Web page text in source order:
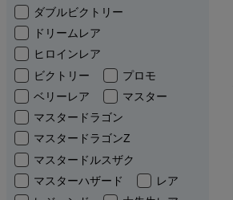
ダブルビクトリー
ドリームレア
ヒロインレア
ビクトリー
プロモ
ベリーレア
マスター
マスタードラゴン
マスタードラゴンZ
マスタードルスザク
マスターハザード
レア